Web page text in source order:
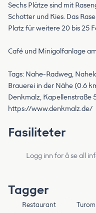
Sechs Plätze sind mit
Schotter und Kies. Das
Platz für weitere 20 bis 25
Café und Minigolfanlage
Tags: Nahe-Radweg,
Brauerei in der Nähe (0.6
Denkmalz, Kapellenstraße
https://www.denkmalz.de/
Fasiliteter
Logg inn for å se all
Tagger
Restaurant